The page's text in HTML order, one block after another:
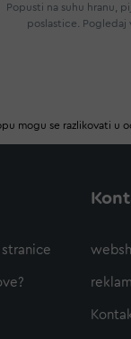
Popusti na suhu hranu,
poslastice. Pogledaj
mogu se razlikovati u